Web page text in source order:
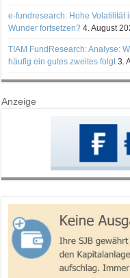
e-fundresearch: Hohe Volatilität
Wunder fortsetzen? 4. August
TIAM FundResearch: Analyse:
häufig ein gutes zweites folgt 3.
Anzeige